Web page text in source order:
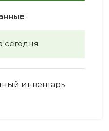
сегодня
инвентарь